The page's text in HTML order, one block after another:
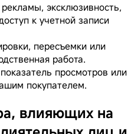
эксклюзивность,
к учетной записи
пересъемки или
работа.
просмотров или
покупателем.
влияющих на